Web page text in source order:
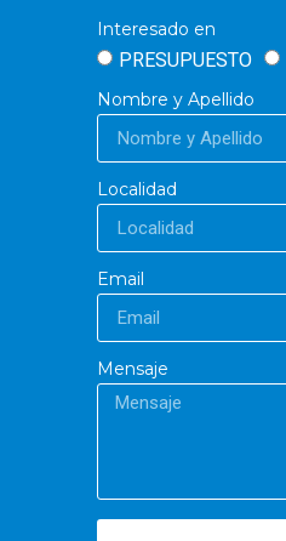
Interesado en
PRESUPUESTO
Nombre y Apellido
Localidad
Email
Mensaje